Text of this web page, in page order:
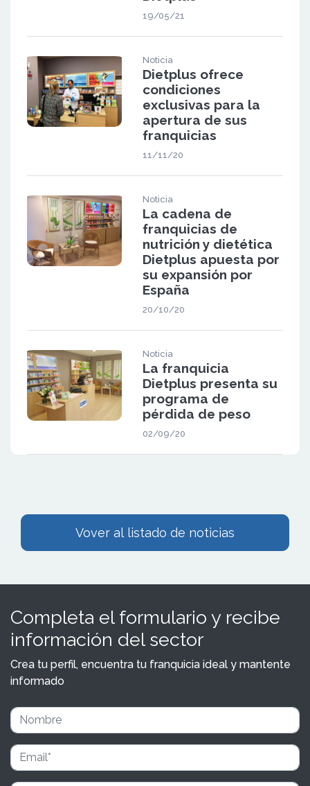
19/05/21
Noticia
Dietplus ofrece
condiciones
exclusivas para la
apertura de sus
franquicias
11/11/20
Noticia
La cadena de
franquicias de
nutrición y dietética
Dietplus apuesta por
su expansión por
España
20/10/20
Noticia
La franquicia
Dietplus presenta su
programa de
pérdida de peso
02/09/20
Vover al listado de noticias
Completa el formulario y recibe
información del sector
Crea tu perfil, encuentra tu franquicia ideal y mantente
informado